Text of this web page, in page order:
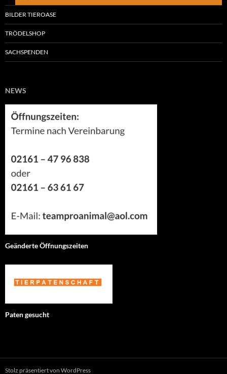
BILDER TIEROASE
TRÖDELSHOP
SACHSPENDEN
NEWS
Geänderte Öffnungszeiten
Paten gesucht
Stolz präsentiert von WordPress